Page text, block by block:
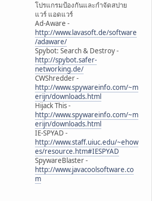
โปรแกรมป้องกันและกำจัดสปาย
แวร์ แอดแวร์
Ad-Aware -
http://www.lavasoft.de/software
/adaware/
Spybot: Search & Destroy -
http://spybot.safer-
networking.de/
CWShredder -
http://www.spywareinfo.com/~m
erijn/downloads.html
Hijack This -
http://www.spywareinfo.com/~m
erijn/downloads.html
IE-SPYAD -
http://www.staff.uiuc.edu/~ehow
es/resource.htm#IESPYAD
SpywareBlaster -
http://www.javacoolsoftware.co
m